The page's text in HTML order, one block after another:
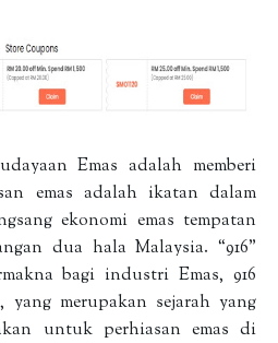
Emas adalah memberi
emas adalah ikatan dalam
ekonomi emas tempatan
dua hala Malaysia. “916"
bagi industri Emas, 916
yang merupakan sejarah yang
untuk perhiasan emas di